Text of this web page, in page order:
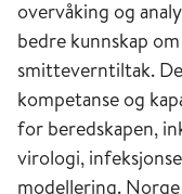
overvåking og
bedre kunnskap
smitteverntiltak.
kompetanse og
for beredskapen,
virologi,
modellering.